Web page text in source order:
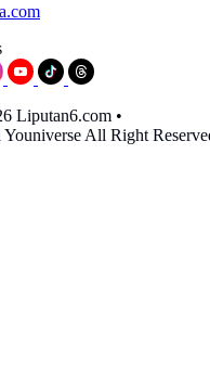
Liputan6.com •
All Right